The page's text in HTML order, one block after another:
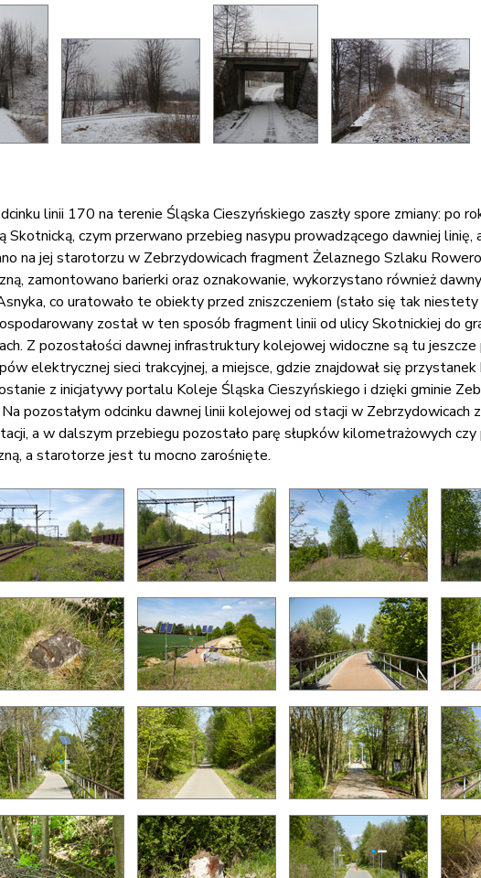
linii 170 na terenie Śląska Cieszyńskiego zaszły spore zmiany: po
czym przerwano przebieg nasypu prowadzącego dawniej linię,
na jej starotorzu w Zebrzydowicach fragment Żelaznego Szlaku
zamontowano barierki oraz oznakowanie, wykorzystano również
co uratowało te obiekty przed zniszczeniem (stało się tak
został w ten sposób fragment linii od ulicy Skotnickiej do
Z pozostałości dawnej infrastruktury kolejowej widoczne są tu jeszcze
elektrycznej sieci trakcyjnej, a miejsce, gdzie znajdował się
z inicjatywy portalu Koleje Śląska Cieszyńskiego i dzięki gminie
pozostałym odcinku dawnej linii kolejowej od stacji w Zebrzydowicach
a w dalszym przebiegu pozostało parę słupków kilometrażowych
a starotorze jest tu mocno zarośnięte.